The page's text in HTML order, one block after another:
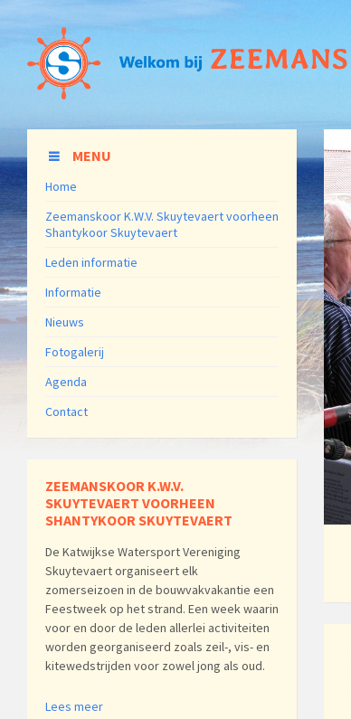
MENU
Home
Zeemanskoor K.W.V. Skuytevaert voorheen
Shantykoor Skuytevaert
Leden informatie
Informatie
Nieuws
Fotogalerij
Agenda
Contact
ZEEMANSKOOR K.W.V.
SKUYTEVAERT VOORHEEN
SHANTYKOOR SKUYTEVAERT
De Katwijkse Watersport Vereniging
Skuytevaert organiseert elk
zomerseizoen in de bouwvakvakantie een
Feestweek op het strand. Een week waarin
voor en door de leden allerlei activiteiten
worden georganiseerd zoals zeil-, vis- en
kitewedstrijden voor zowel jong als oud.
Lees meer